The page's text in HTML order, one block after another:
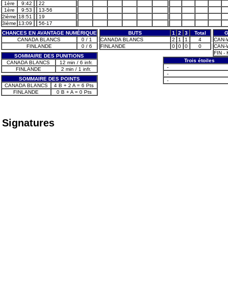
1ère
9:42
22
1ère
9:53
13-56
2ième 18:51
19
3ième 13:09
56-17
CHANCES EN AVANTAGE NUMÉRIQUE
CANADA BLANCS
0 / 1
FINLANDE
0 / 6
SOMMAIRE DES PUNITIONS
CANADA BLANCS
12 min / 6 infr.
FINLANDE
2 min / 1 infr.
SOMMAIRE DES POINTS
CANADA BLANCS
4 B + 2 A = 6 Pts
FINLANDE
0 B + A = 0 Pts
BUTS 1 2 3
Total
CANADA BLANCS
2 1 1
4
FINLANDE
0 0 0 0
CAN-
CAN-
FIN -
Trois étoiles
-
-
-
Signatures